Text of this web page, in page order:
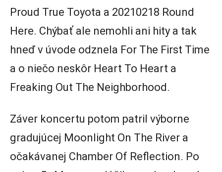
Proud True Toyota a 20210218 Round
Here. Chýbať ale nemohli ani hity a tak
hneď v úvode odznela For The First Time
a o niečo neskôr Heart To Heart a
Freaking Out The Neighborhood.
Záver koncertu potom patril výborne
gradujúcej Moonlight On The River a
očakávanej Chamber Of Reflection. Po